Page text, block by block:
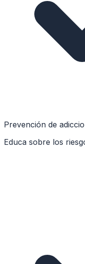
Prevención de
Educa sobre los